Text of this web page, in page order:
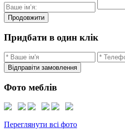
Продовжити
Придбати в один клік
Відправіти замовлення
Фото меблів
Переглянути всі фото